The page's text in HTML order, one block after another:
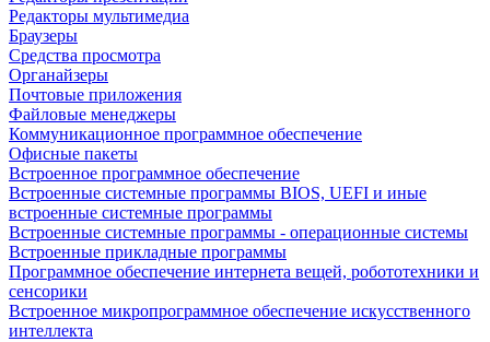
Редакторы мультимедиа
Браузеры
Средства просмотра
Органайзеры
Почтовые приложения
Файловые менеджеры
Коммуникационное программное обеспечение
Офисные пакеты
Встроенное программное обеспечение
Встроенные системные программы BIOS, UEFI и иные
встроенные системные программы
Встроенные системные программы - операционные системы
Встроенные прикладные программы
Программное обеспечение интернета вещей, робототехники и
сенсорики
Встроенное микропрограммное обеспечение искусственного
интеллекта